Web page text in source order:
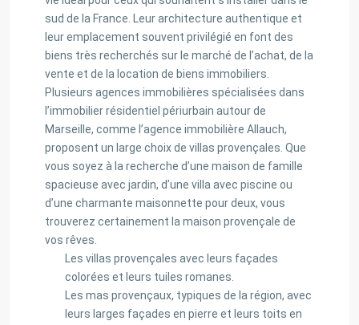
sud de la France. Leur architecture authentique et
leur emplacement souvent privilégié en font des
biens très recherchés sur le marché de l’achat, de la
vente et de la location de biens immobiliers.
Plusieurs agences immobilières spécialisées dans
l’immobilier résidentiel périurbain autour de
Marseille, comme l’agence immobilière Allauch,
proposent un large choix de villas provençales. Que
vous soyez à la recherche d’une maison de famille
spacieuse avec jardin, d’une villa avec piscine ou
d’une charmante maisonnette pour deux, vous
trouverez certainement la maison provençale de
vos rêves.
Les villas provençales avec leurs façades
colorées et leurs tuiles romanes.
Les mas provençaux, typiques de la région, avec
leurs larges façades en pierre et leurs toits en